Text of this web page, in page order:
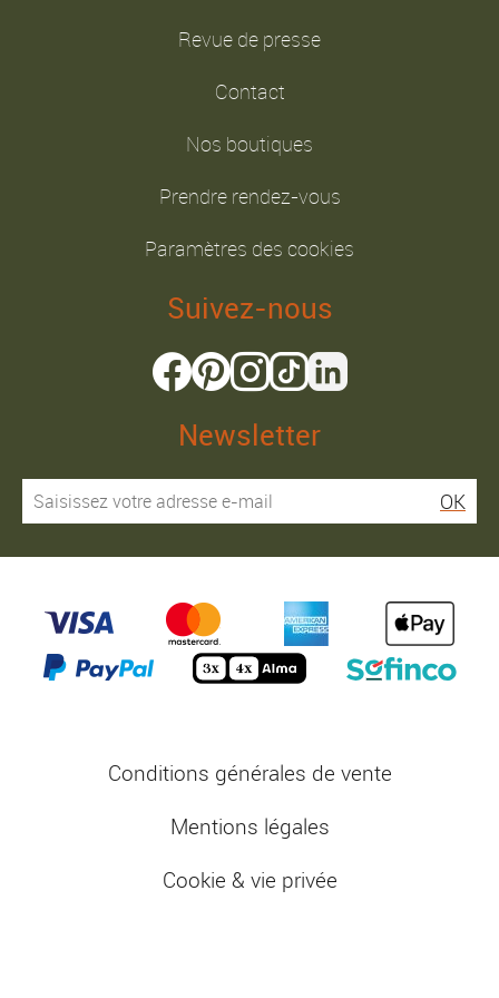
Revue de presse
Contact
Nos boutiques
Prendre rendez-vous
Paramètres des cookies
Suivez-nous
Newsletter
OK
Conditions générales de vente
Mentions légales
Cookie & vie privée